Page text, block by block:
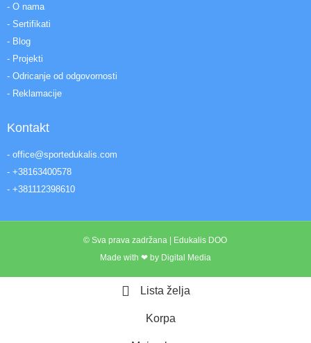
- O nama
- Sertifikati
- Blog
- Projekti
- Odricanje od odgovornosti
- Reklamacije
Kontakt
- office@sportedukalis.com
- +38163400578
- +381112398610
© Sva prava zadržana | Edukalis DOO
Made with ❤ by Digital Media
Lista želja
Korpa